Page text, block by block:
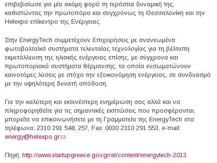
επιβεβαίωσε για μία ακόμη φορά τη τεράστια δυναμική της,
καθιστώντας την πρωτοπόρα και συγχρόνως τη Θεσσαλονίκη και την
Helexpo επίκεντρο της Ενέργειας.
Στην EnergyTech συμμετέχουν Επιχειρήσεις με ανανεωμένα
φωτοβολταϊκά συστήματα τελευταίας τεχνολογίας για τη βέλτιστη
εκμετάλλευση της ηλιακής ενέργειας επίσης, με σύγχρονα και
πρωτοποριακά συστήματα θέρμανσης, τα οποία ενσωματώνουν
καινοτόμες λύσεις με στόχο την εξοικονόμηση ενέργειας, σε συνδυασμό
με την υψηλότερη δυνατή απόδοση.
Για την καλύτερη και εκτενέστερη ενημέρωση σας αλλά και να
πληροφορηθείτε για τις σημαντικές εκπτώσεις που προσφέρονται,
μπορείτε να επικοινωνήσετε με τη Γραμματεία της EnergyTech στα
τηλέφωνα: 2310 291 548, 257, Fax: 0030 2310 291 553, e-mail:
energy@helexpo.gr(link sends e-mail)
.
Πηγή: http://www.startupgreece.gov.gr/el/content/energytech-2013